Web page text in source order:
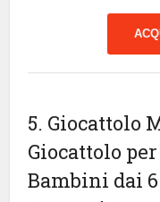
5. Giocattolo
Giocattolo
Bambini dai